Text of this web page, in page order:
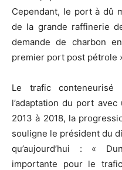
Cependant, le port à dû
de la grande raffinerie
demande de charbon
premier port post pétrole
Le trafic
l’adaptation du port
2013 à 2018, la
souligne le président du
qu’aujourd’hui : «
importante pour le